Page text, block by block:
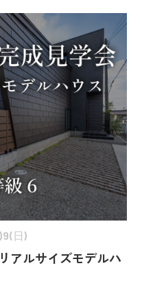
日)
アルサイズモデルハ